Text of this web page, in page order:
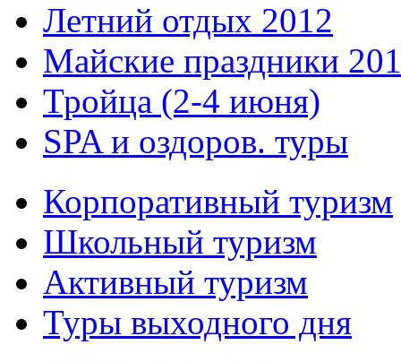
Летний отдых 2012
Майские праздники
Тройца (2-4 июня)
SPA и оздоров. туры
Корпоративный туризм
Школьный туризм
Активный туризм
Туры выходного дня